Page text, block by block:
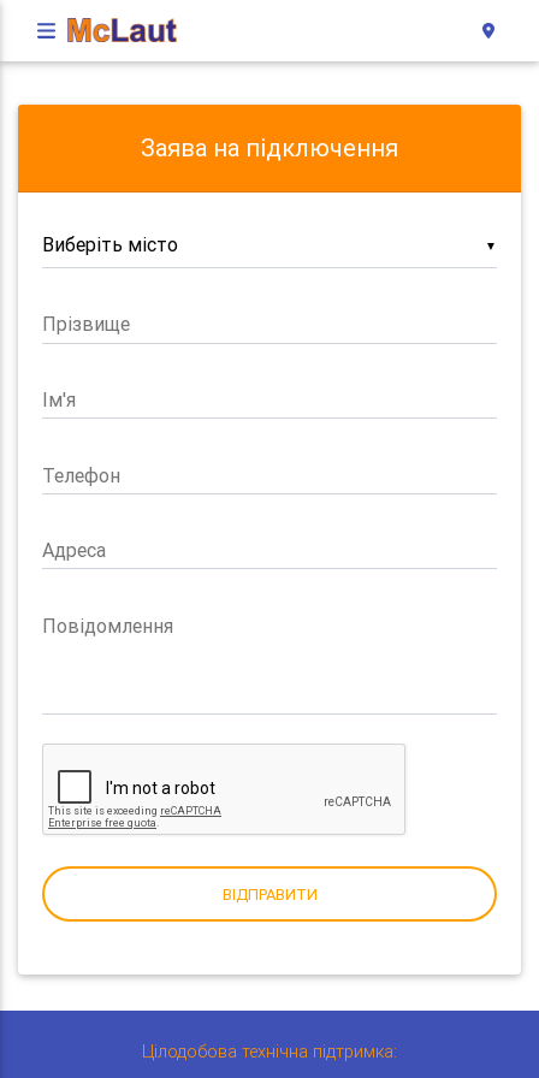
Заява на підключення
▼
Прізвище
Ім'я
Телефон
Адреса
Повідомлення
ВІДПРАВИТИ
Цілодобова технічна підтримка: